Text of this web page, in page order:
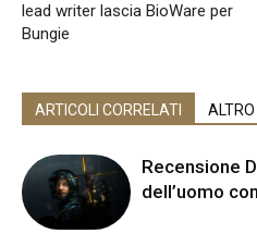
lead writer lascia BioWare per
Bungie
ARTICOLI CORRELATI
Recensione
dell’uomo